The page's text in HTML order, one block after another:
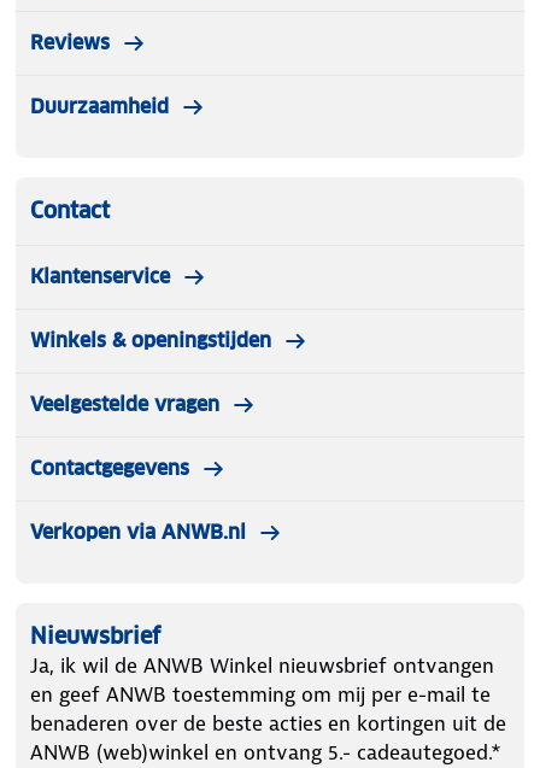
Reviews
Duurzaamheid
Contact
Klantenservice
Winkels & openingstijden
Veelgestelde vragen
Contactgegevens
Verkopen via ANWB.nl
Nieuwsbrief
Ja, ik wil de ANWB Winkel nieuwsbrief ontvangen
en geef ANWB toestemming om mij per e-mail te
benaderen over de beste acties en kortingen uit de
ANWB (web)winkel en ontvang 5.- cadeautegoed.*